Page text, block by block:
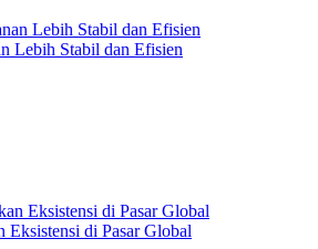
Lebih Stabil dan Efisien
di Pasar Global